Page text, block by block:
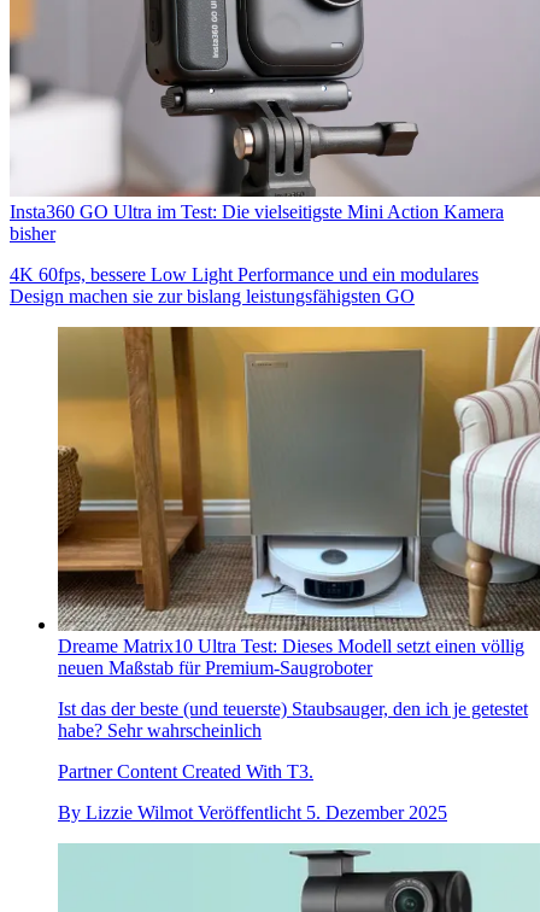
Insta360 GO Ultra im Test: Die vielseitigste Mini Action Kamera
bisher
4K 60fps, bessere Low Light Performance und ein modulares
Design machen sie zur bislang leistungsfähigsten GO
Dreame Matrix10 Ultra Test: Dieses Modell setzt einen völlig
neuen Maßstab für Premium-Saugroboter
Ist das der beste (und teuerste) Staubsauger, den ich je getestet
habe? Sehr wahrscheinlich
Partner Content Created With T3.
By Lizzie Wilmot Veröffentlicht 5. Dezember 2025